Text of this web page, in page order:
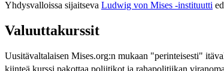
Yhdysvalloissa sijaitseva Ludwig von Mises -instituutti
Valuuttakurssit
Uusitävaltalaisen Mises.org:n mukaan "perinteisesti"